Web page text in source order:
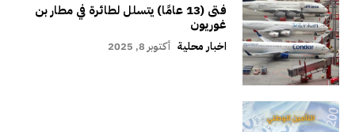
فتى (13 عامًا) يتسلل لطائرة في مطار بن
غوريون
اخبار محلية أكتوبر 8, 2025